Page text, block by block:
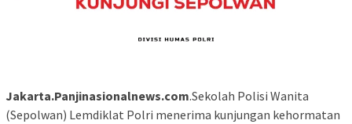
Jakarta.Panjinasionalnews.com.Sekolah Polisi Wanita
(Sepolwan) Lemdiklat Polri menerima kunjungan kehormatan